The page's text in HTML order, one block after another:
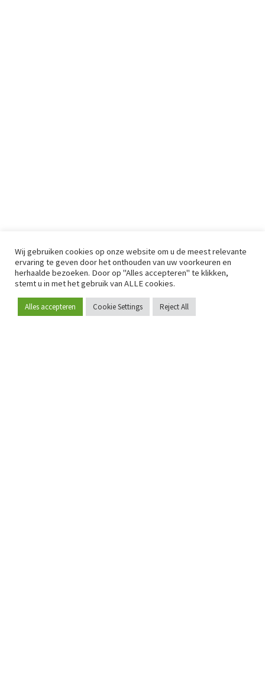
Word lid
Wij gebruiken cookies op onze website om u de meest relevante
ervaring te geven door het onthouden van uw voorkeuren en
herhaalde bezoeken. Door op "Alles accepteren" te klikken,
stemt u in met het gebruik van ALLE cookies.
Alles accepteren Cookie Settings Reject All